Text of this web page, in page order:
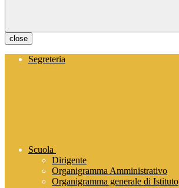
close
Segreteria
Scuola
Dirigente
Organigramma Amministrativo
Organigramma generale di Istituto